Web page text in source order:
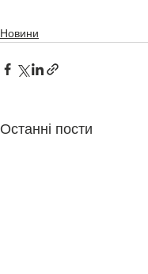
Новини
Останні пости